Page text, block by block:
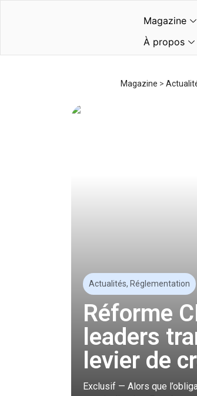
Magazine
À propos
Magazine >
Actualités, Réglementation
Réforme
leaders
levier de
Exclusif — Alors que